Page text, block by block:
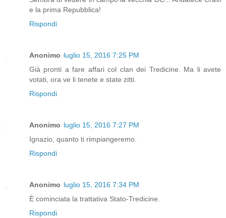
e la prima Repubblica!
Rispondi
Anonimo luglio 15, 2016 7:25 PM
Già pronti a fare affari col clan dei Tredicine. Ma li avete
votati, ora ve li tenete e state zitti.
Rispondi
Anonimo luglio 15, 2016 7:27 PM
Ignazio, quanto ti rimpiangeremo.
Rispondi
Anonimo luglio 15, 2016 7:34 PM
È cominciata la trattativa Stato-Tredicine.
Rispondi